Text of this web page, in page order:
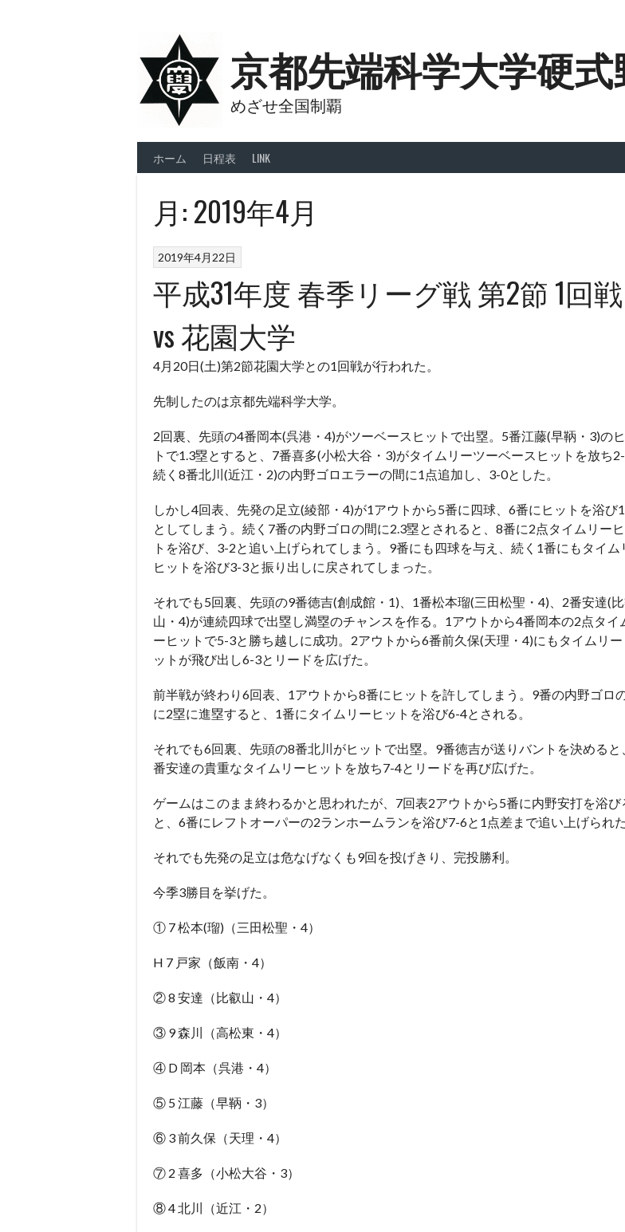
京都先端科学大学硬
めざせ全国制覇
ホーム 日程表 LINK
月:2019年4月
2019年4月22日
平成31年度 春季リーグ戦 第2節 1回戦
vs 花園大学
4月20日(土)第2節花園大学との1回戦が行われた。
先制したのは京都先端科学大学。
2回裏、先頭の4番岡本(呉港・4)がツーベースヒットで出塁。5番江藤(早鞆・3)の
トで1.3塁とすると、7番喜多(小松大谷・3)がタイムリーツーベースヒットを放ち2-
続く8番北川(近江・2)の内野ゴロエラーの間に1点追加し、3-0とした。
しかし4回表、先発の足立(綾部・4)が1アウトから5番に四球、6番にヒットを浴び
としてしまう。続く7番の内野ゴロの間に2.3塁とされると、8番に2点タイムリー
トを浴び、3-2と追い上げられてしまう。9番にも四球を与え、続く1番にもタイム
ヒットを浴び3-3と振り出しに戻されてしまった。
それでも5回裏、先頭の9番徳吉(創成館・1)、1番松本瑠(三田松聖・4)、2番安達(
山・4)が連続四球で出塁し満塁のチャンスを作る。1アウトから4番岡本の2点タイ
ーヒットで5-3と勝ち越しに成功。2アウトから6番前久保(天理・4)にもタイムリー
ットが飛び出し6-3とリードを広げた。
前半戦が終わり6回表、1アウトから8番にヒットを許してしまう。9番の内野ゴロ
に2塁に進塁すると、1番にタイムリーヒットを浴び6-4とされる。
それでも6回裏、先頭の8番北川がヒットで出塁。9番徳吉が送りバントを決めると
番安達の貴重なタイムリーヒットを放ち7-4とリードを再び広げた。
ゲームはこのまま終わるかと思われたが、7回表2アウトから5番に内野安打を浴び
と、6番にレフトオーパーの2ランホームランを浴び7-6と1点差まで追い上げられた
それでも先発の足立は危なげなくも9回を投げきり、完投勝利。
今季3勝目を挙げた。
① 7 松本(瑠)（三田松聖・4）
H 7 戸家（飯南・4）
② 8 安達（比叡山・4）
③ 9 森川（高松東・4）
④ D 岡本（呉港・4）
⑤ 5 江藤（早鞆・3）
⑥ 3 前久保（天理・4）
⑦ 2 喜多（小松大谷・3）
⑧ 4 北川（近江・2）